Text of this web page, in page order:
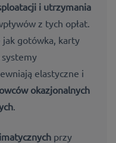
i utrzymania
z tych opłat.
jak gotówka, karty
elastyczne i
okazjonalnych
.
przy